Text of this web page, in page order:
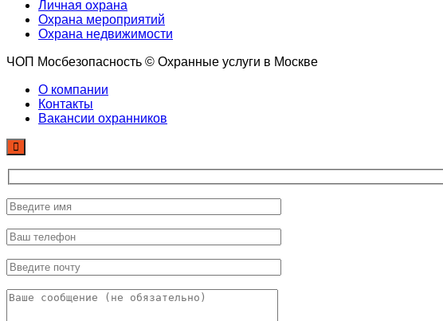
Личная охрана
Охрана мероприятий
Охрана недвижимости
ЧОП Мосбезопасность © Охранные услуги в Москве
О компании
Контакты
Вакансии охранников